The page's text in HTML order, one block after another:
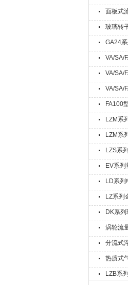
面板式
玻璃转
GA24
VA/SA/
计
VA/SA/
计
VA/SA/
计
FA100
LZM系
LZM系
LZS系
EV系
LD系列
LZ系列
DK系
涡轮流
分流式
热质式
LZB系